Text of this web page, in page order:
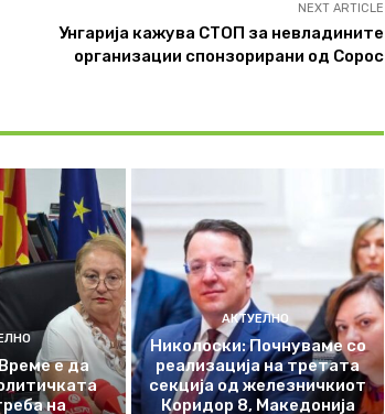
NEXT ARTICLE
Унгарија кажува СТОП за невладините
организации спонзорирани од Сорос
е да
на
АКТУЕЛНО
Николоски: Почнуваме со
реализација на третата
секција од железничкиот
Коридор 8, Македонија